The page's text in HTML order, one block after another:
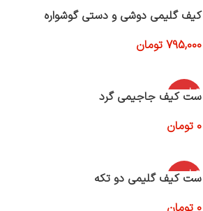
کیف گلیمی دوشی و دستی گوشواره
795,000 تومان
اتمام موج
ودی
ست کیف جاجیمی گرد
0 تومان
اتمام موج
ودی
ست کیف گلیمی دو تکه